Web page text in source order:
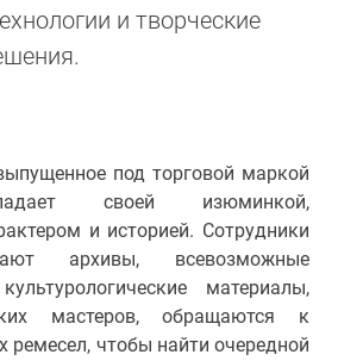
и творческие
под торговой маркой
своей изюминкой,
и историей. Сотрудники
архивы, всевозможные
материалы,
мастеров, обращаются к
ремесел, чтобы найти очередной